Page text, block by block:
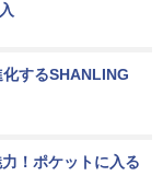
するSHANLING
！ポケットに入る